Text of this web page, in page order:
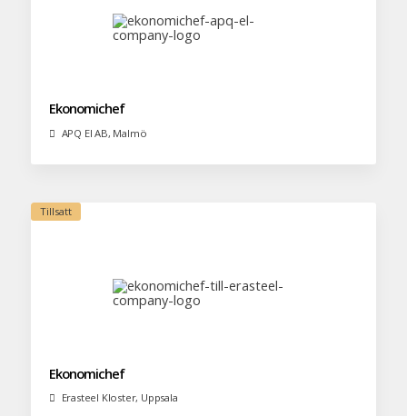
Ekonomichef
APQ El AB, Malmö
Ekonomichef
Erasteel Kloster, Uppsala